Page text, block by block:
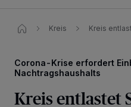
Kreis Kreis
Corona-Krise erfordert
Nachtragshaushalts
Kreis entlastet